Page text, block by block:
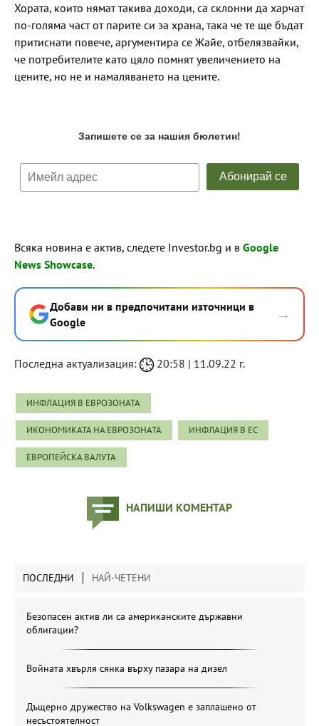
Хората, които нямат такива доходи, са склонни да харчат
по-голяма част от парите си за храна, така че те ще бъдат
притиснати повече, аргументира се Жайе, отбелязвайки,
че потребителите като цяло помнят увеличението на
цените, но не и намаляването на цените.
Всяка новина е актив, следете Investor.bg и в Google
News Showcase.
Добави ни в предпочитани източници в
Google
→
Последна актуализация: 20:58 | 11.09.22 г.
ИНФЛАЦИЯ В ЕВРОЗОНАТА
ИКОНОМИКАТА НА ЕВРОЗОНАТА ИНФЛАЦИЯ В ЕС
ЕВРОПЕЙСКА ВАЛУТА
НАПИШИ КОМЕНТАР
ПОСЛЕДНИ НАЙ-ЧЕТЕНИ
Безопасен актив ли са американските държавни
облигации?
Войната хвърля сянка върху пазара на дизел
Дъщерно дружество на Volkswagen е заплашено от
несъстоятелност